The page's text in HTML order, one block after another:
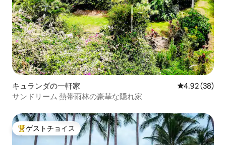
キュランダの一軒家 レビュー38
4.92 (38)
サンドリーム 熱帯雨林の豪華な隠れ家
大好評のゲストチョイスです。
ゲストチョイス